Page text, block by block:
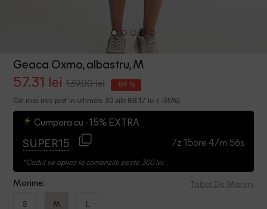
Geaca Oxmo, albastru, M
57.31 lei 139.00 lei -59 %
Cel mai mic pret in ultimele 30 zile 88.17 lei ( -35%)
Cumpara cu -15% EXTRA
SUPER15 7z 15ore 47m 56s
*Codul se aplica la comenzile peste 300 lei
Marime: Tabel De Marimi
S M L